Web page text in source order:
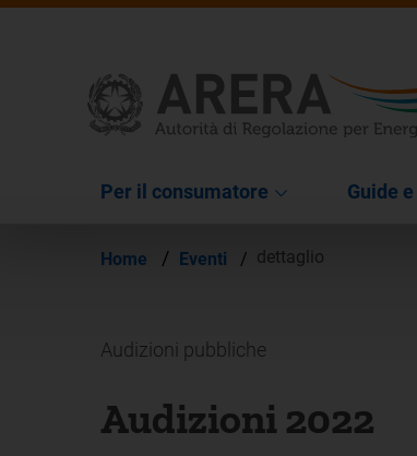
Per il consumatore Guide
Home / Eventi / dettaglio
Audizioni pubbliche
Audizioni 2022